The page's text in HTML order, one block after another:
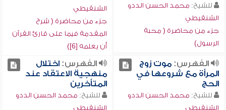
للشيخ: محمد الحسن الددو
الشنقيطي
جزء من محاضرة ( محبة
الرسول)
الشنقيطي
جزء من محاضرة ( شرح
المقدمة فيما على قارئ القرآن
أن يعلمه [6])
الفهرس:موت زوج
المرأة مع شروعها في
الحج
للشيخ: محمد الحسن الددو
الشنقيطي
الفهرس:اختلال
منهجية الاعتقاد عند
المتأخرين
للشيخ: محمد الحسن الددو
الشنقيطي